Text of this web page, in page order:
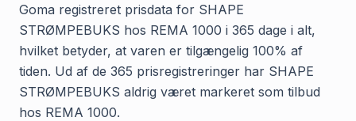
Goma registreret prisdata for SHAPE
STRØMPEBUKS hos REMA 1000 i 365 dage i alt,
hvilket betyder, at varen er tilgængelig 100% af
tiden. Ud af de 365 prisregistreringer har SHAPE
STRØMPEBUKS aldrig været markeret som tilbud
hos REMA 1000.